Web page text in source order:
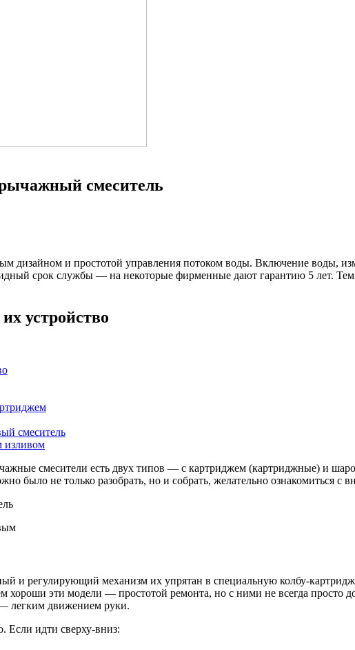
смеситель
дизайном и простотой управления потоком воды. Включение воды,
срок службы — на некоторые фирменные дают гарантию 5 лет.
устройство
смеситель
изливом
смесители есть двух типов — с картриджем (картриджные) и
было не только разобрать, но и собрать, желательно ознакомиться с
и регулирующий механизм их упрятан в специальную колбу-
хороши эти модели — простотой ремонта, но с ними не всегда просто
— легким движением руки.
Если идти сверху-вниз: